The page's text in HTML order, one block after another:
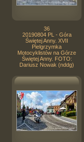
36
20190804 PL - Góra
Świętej Anny. XVII
Pielgrzymka
Motocyklistów na Górze
Świętej Anny. FOTO:
Dariusz Nowak (nddg)